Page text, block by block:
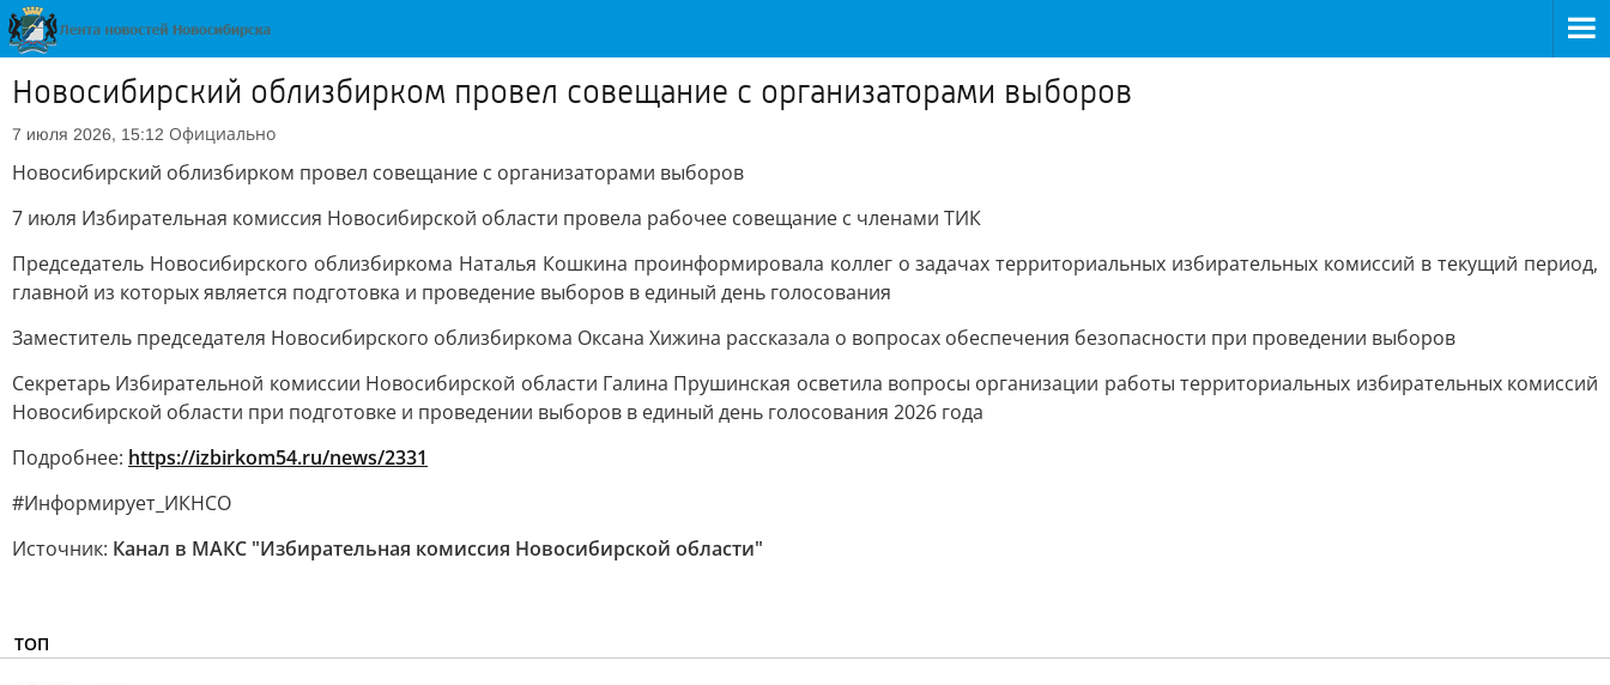
Новосибирский облизбирком провел совещание с организаторами выборов
7 июля 2026, 15:12 Официально
Новосибирский облизбирком провел совещание с организаторами выборов
7 июля Избирательная комиссия Новосибирской области провела рабочее совещание с членами ТИК
Председатель Новосибирского облизбиркома Наталья Кошкина проинформировала коллег о задачах территориальных избирательных комиссий в текущий период,
главной из которых является подготовка и проведение выборов в единый день голосования
Заместитель председателя Новосибирского облизбиркома Оксана Хижина рассказала о вопросах обеспечения безопасности при проведении выборов
Секретарь Избирательной комиссии Новосибирской области Галина Прушинская осветила вопросы организации работы территориальных избирательных комиссий
Новосибирской области при подготовке и проведении выборов в единый день голосования 2026 года
Подробнее: https://izbirkom54.ru/news/2331
#Информирует_ИКНСО
Источник: Канал в МАКС "Избирательная комиссия Новосибирской области"
ТОП